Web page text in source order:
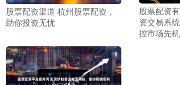
股票配资渠道 杭州股票配资，
助你投资无忧
股票配资
资交易系
控市场先机